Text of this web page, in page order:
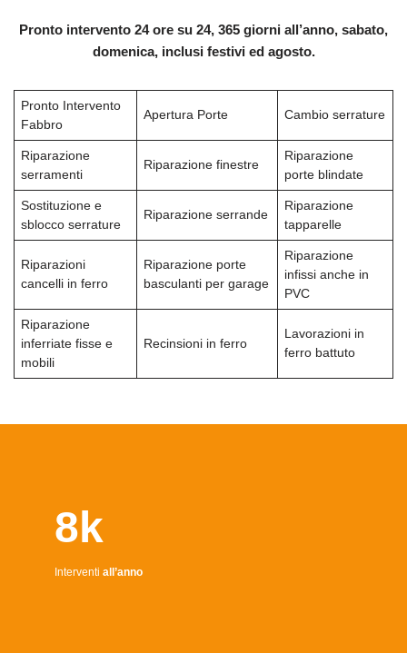
Pronto intervento 24 ore su 24, 365 giorni all’anno, sabato,
domenica, inclusi festivi ed agosto.
Pronto Intervento
Fabbro
Apertura Porte Cambio serrature
Riparazione
serramenti
Riparazione finestre
Riparazione
porte blindate
Sostituzione e
sblocco serrature
Riparazione serrande
Riparazione
tapparelle
Riparazioni
cancelli in ferro
Riparazione porte
basculanti per garage
Riparazione
infissi anche in
PVC
Riparazione
inferriate fisse e
mobili
Recinsioni in ferro
Lavorazioni in
ferro battuto
8k
Interventi all’anno